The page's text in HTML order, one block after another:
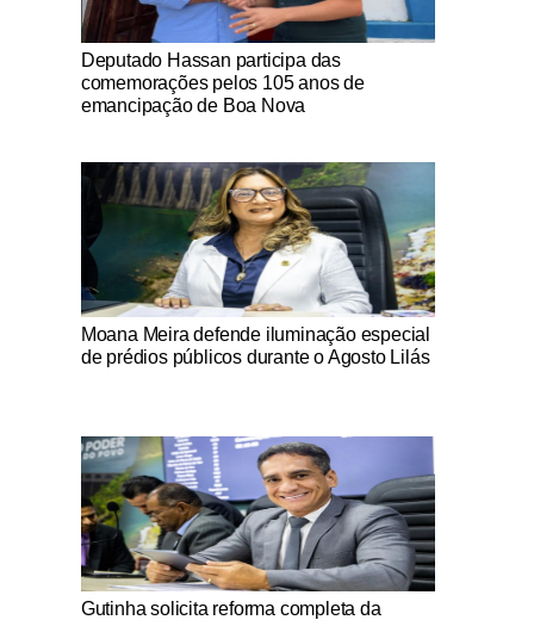
Notícias Católicas
Deputado Hassan participa das
comemorações pelos 105 anos de
emancipação de Boa Nova
Notícias Católicas
Moana Meira defende iluminação especial
de prédios públicos durante o Agosto Lilás
Notícias Católicas
Gutinha solicita reforma completa da